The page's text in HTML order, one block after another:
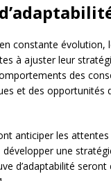
constante
à ajuster leur
des
et des opportunités
anticiper les
une
d’adaptabilité